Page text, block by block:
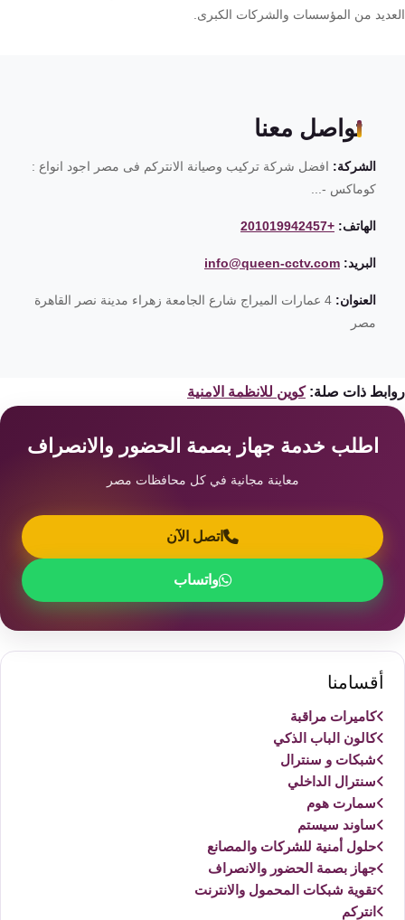
من المؤسسات والشركات الكبرى.
تواصل معنا
الشركة:افضل شركة تركيب وصيانة الانتركم فى مصر اجود انواع :
كوماكس -...
الهاتف: +201019942457
البريد: info@queen-cctv.com
العنوان:
4 عمارات الميراج شارع الجامعة زهراء مدينة نصر القاهرة
مصر
ذات صلة: كوين للانظمة الامنية
اطلب خدمة جهاز بصمة الحضور والانصراف
معاينة مجانية في كل محافظات مصر
اتصل الآن
واتساب
أقسامنا
كاميرات مراقبة
كالون الباب الذكي
شبكات و سنترال
سنترال الداخلي
سمارت هوم
ساوند سيستم
حلول أمنية للشركات والمصانع
جهاز بصمة الحضور والانصراف
تقوية شبكات المحمول والانترنت
انتركم